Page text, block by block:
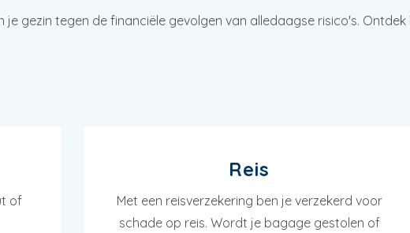
je gezin tegen de financiële gevolgen van alledaagse risico's.
of
Reis
Met een reisverzekering ben je verzekerd voor
schade op reis. Wordt je bagage gestolen of